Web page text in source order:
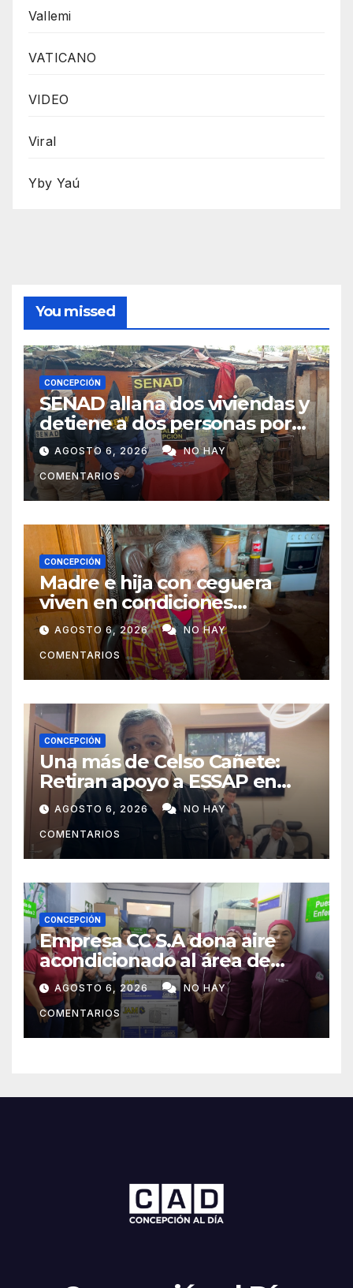
Vallemi
VATICANO
VIDEO
Viral
Yby Yaú
You missed
CONCEPCIÓN
SENAD allana dos viviendas y
detiene a dos personas por
presunto microtráfico en
Concepción
AGOSTO 6, 2026 NO HAY
COMENTARIOS
CONCEPCIÓN
Madre e hija con ceguera
viven en condiciones
precarias y vecinos impulsan
campaña solidaria para
ayudarlas
AGOSTO 6, 2026 NO HAY
COMENTARIOS
CONCEPCIÓN
Una más de Celso Cañete:
Retiran apoyo a ESSAP en
Concepción
AGOSTO 6, 2026 NO HAY
COMENTARIOS
CONCEPCIÓN
Empresa CC S.A dona aire
acondicionado al área de
maternidad del IPS de
Concepción
AGOSTO 6, 2026 NO HAY
COMENTARIOS